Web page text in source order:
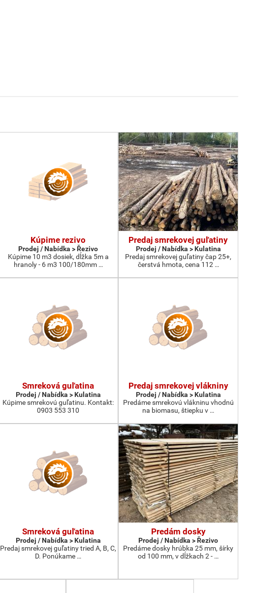
Kúpime rezivo
Prodej / Nabídka > Řezivo
Kúpime 10 m3 dosiek, dĺžka 5m a
hranoly - 6 m3 100/180mm …
Predaj smrekovej guľatiny
Prodej / Nabídka > Kulatina
Predaj smrekovej guľatiny čap 25+,
čerstvá hmota, cena 112 …
Smreková guľatina
Prodej / Nabídka > Kulatina
Kúpime smrekovú guľatinu. Kontakt:
0903 553 310
Predaj smrekovej vlákniny
Prodej / Nabídka > Kulatina
Predáme smrekovú vlákninu vhodnú
na biomasu, štiepku v …
Smreková guľatina
Prodej / Nabídka > Kulatina
Predaj smrekovej guľatiny tried A, B, C,
D. Ponúkame …
Predám dosky
Prodej / Nabídka > Řezivo
Predáme dosky hrúbka 25 mm, šírky
od 100 mm, v dĺžkach 2 - …